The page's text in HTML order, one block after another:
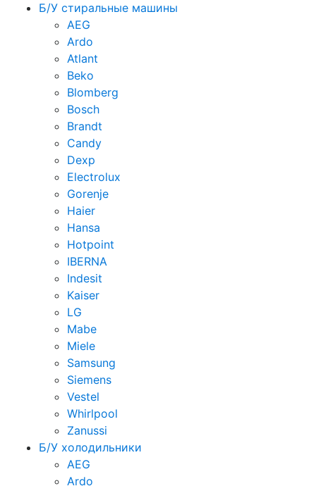
Б/У стиральные машины
AEG
Ardo
Atlant
Beko
Blomberg
Bosch
Brandt
Candy
Dexp
Electrolux
Gorenje
Haier
Hansa
Hotpoint
IBERNA
Indesit
Kaiser
LG
Mabe
Miele
Samsung
Siemens
Vestel
Whirlpool
Zanussi
Б/У холодильники
AEG
Ardo